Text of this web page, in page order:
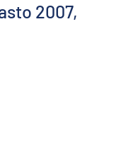
2007,